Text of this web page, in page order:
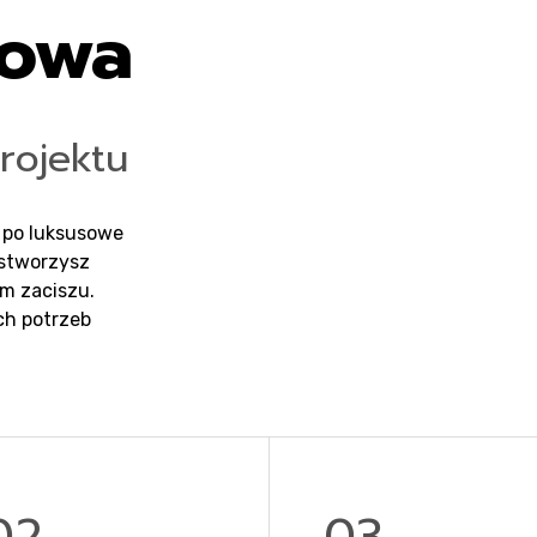
luksusowe
zaciszu.
potrzeb